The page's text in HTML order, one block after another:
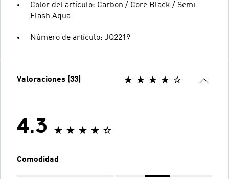
Color del artículo: Carbon / Core Black / Semi
Flash Aqua
Número de artículo: JQ2219
Valoraciones (33)
4.3
Comodidad